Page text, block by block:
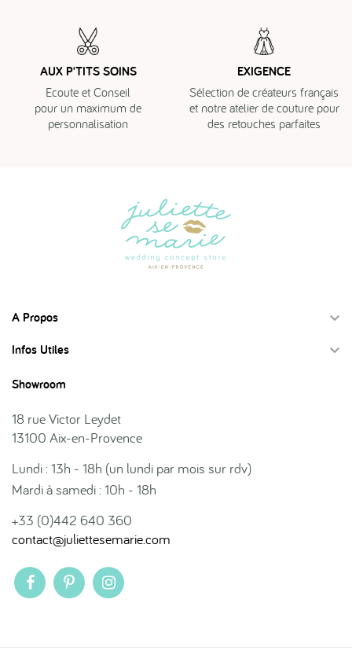
AUX P'TITS SOINS
Ecoute et Conseil
pour un maximum de
personnalisation
EXIGENCE
Sélection de créateurs français
et notre atelier de couture pour
des retouches parfaites
A Propos 
Infos Utiles 
Showroom
18 rue Victor Leydet
13100 Aix-en-Provence
Lundi : 13h - 18h (un lundi par mois sur rdv)
Mardi à samedi : 10h - 18h
+33 (0)442 640 360
contact@juliettesemarie.com